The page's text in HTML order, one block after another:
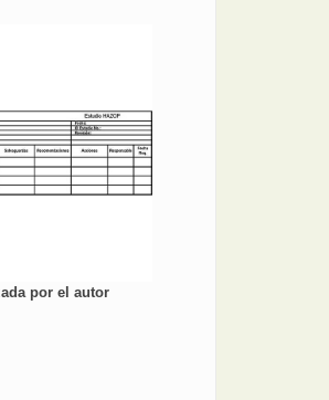
por el autor